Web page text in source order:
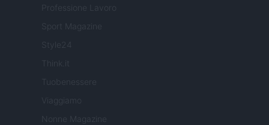
Professione Lavoro
Sport Magazine
Style24
Think.it
Tuobenessere
Viaggiamo
Nonne Magazine